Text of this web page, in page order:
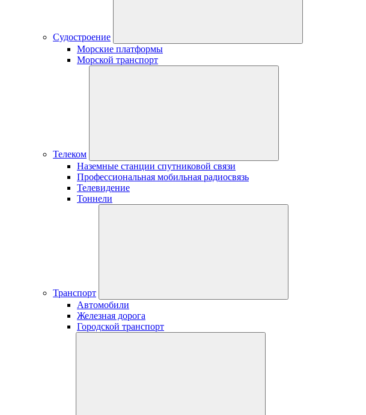
Судостроение
Морские платформы
Морской транспорт
Телеком
Наземные станции спутниковой связи
Профессиональная мобильная радиосвязь
Телевидение
Тоннели
Транспорт
Автомобили
Железная дорога
Городской транспорт